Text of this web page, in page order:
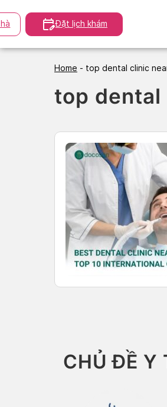
to
content
Đặt lịch khám
Home - top dental clinic
top dental
CHỦ ĐỀ Y